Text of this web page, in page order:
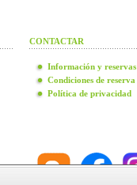
CONTACTAR
Información y reservas
Condiciones de reserva
Política de privacidad